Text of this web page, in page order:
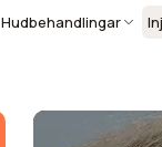
Hudbehandlingar